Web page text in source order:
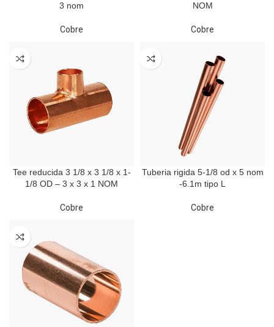
3 nom
Cobre
NOM
Cobre
Tee reducida 3 1/8 x 3 1/8 x 1-
1/8 OD – 3 x 3 x 1 NOM
Cobre
Tuberia rigida 5-1/8 od x 5 nom
-6.1m tipo L
Cobre